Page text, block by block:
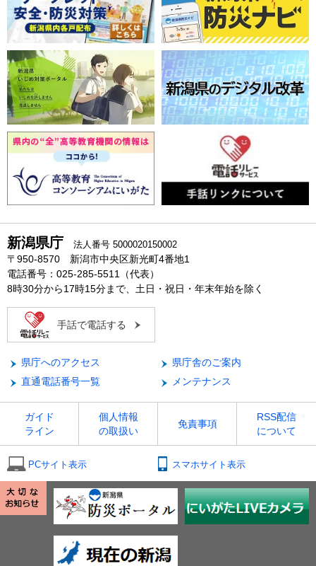
新潟県庁 法人番号 5000020150002
〒950-8570 新潟市中央区新光町4番地1
電話番号：025-285-5511（代表）
8時30分から17時15分まで、土日・祝日・年末年始を除く
手話で電話する
県庁へのアクセス
県庁舎のご案内
直通電話番号一覧
メンテナンス
ガイド
ライン
個人情報
の取扱い
免責事項
RSS配信
について
PCサイト表示 スマホサイト表示